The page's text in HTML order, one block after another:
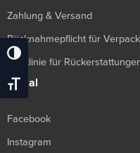
Umschalten Auf Hohe
Schrift Vergrößern
Zahlung & Versand
Rücknahmepflicht für
Richtlinie für
Social
Facebook
Instagram